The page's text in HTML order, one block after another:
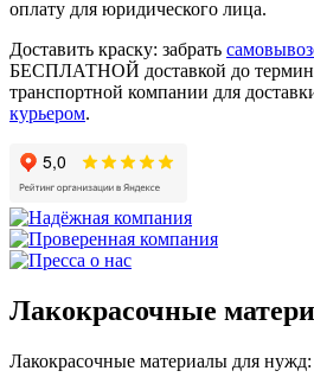
оплату для юридического лица.
Доставить краску: забрать
БЕСПЛАТНОЙ доставкой до
транспортной компании для
курьером.
Лакокрасочные
Лакокрасочные материалы для нужд: